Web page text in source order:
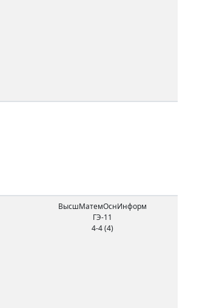
ВысшМатемОснИнформ
ГЭ-11
4-4 (4)